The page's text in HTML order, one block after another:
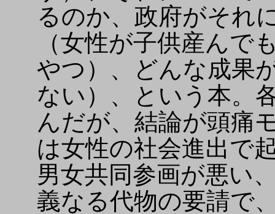
るのか、政府がそれ
（女性が子供産んで
やつ）、どんな成果
ない）、という本。
んだが、結論が頭痛
は女性の社会進出で
男女共同参画が悪い
義なる代物の要請で